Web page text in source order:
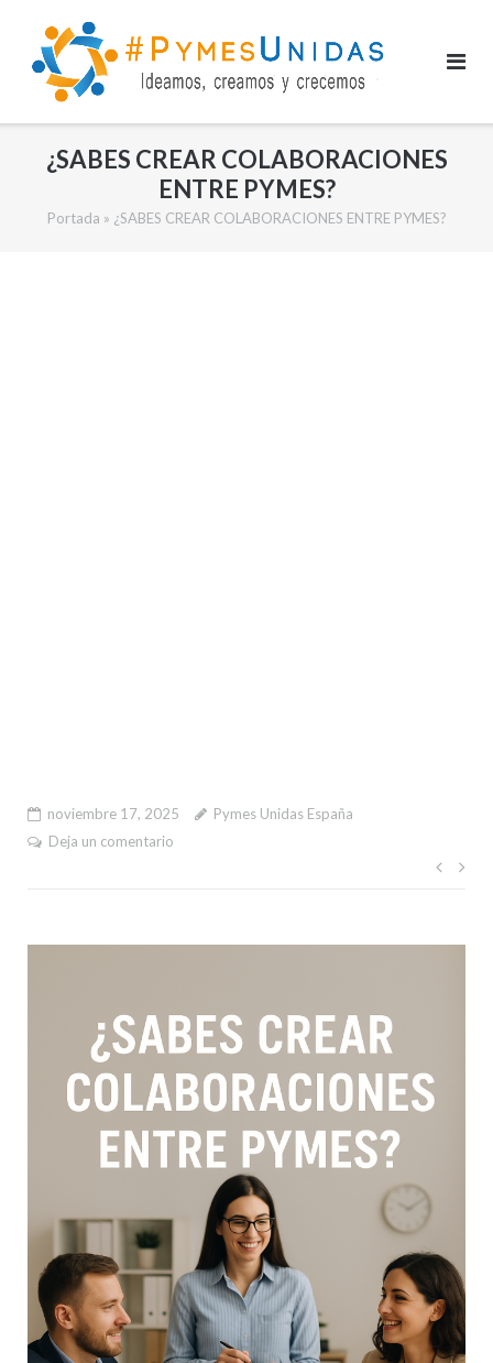
contenido
¿SABES CREAR COLABORACIONES
ENTRE PYMES?
Portada » ¿SABES CREAR COLABORACIONES ENTRE PYMES?
noviembre 17, 2025
Pymes Unidas España
Deja un comentario